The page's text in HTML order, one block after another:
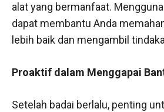
alat yang bermanfaat.
dapat membantu Anda
lebih baik dan mengambil
Proaktif dalam Menggapai
Setelah badai berlalu, penting